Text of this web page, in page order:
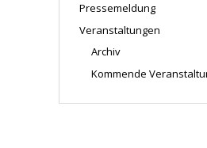
Pressemeldung
Veranstaltungen
Archiv
Kommende